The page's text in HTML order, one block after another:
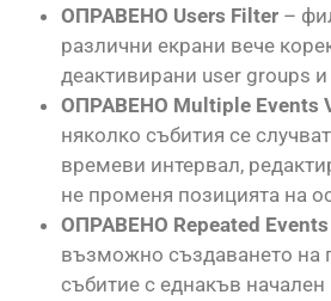
ОПРАВЕНО Users Filter –
различни екрани вече
деактивирани user groups и
ОПРАВЕНО Multiple Events
няколко събития се
времеви интервал,
не променя позицията на
ОПРАВЕНО Repeated Events
възможно създаването на
събитие с еднакъв начален